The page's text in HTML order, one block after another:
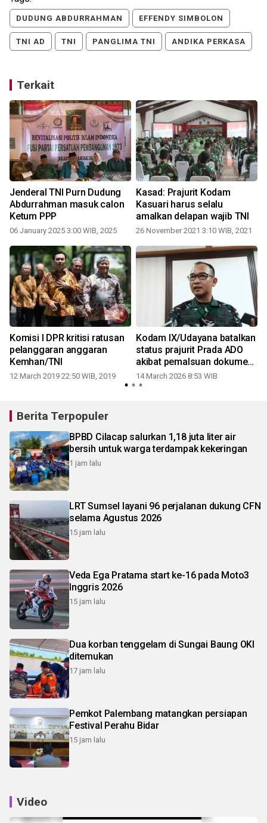
DUDUNG ABDURRAHMAN EFFENDY SIMBOLON
TNI AD TNI PANGLIMA TNI ANDIKA PERKASA
Terkait
Jenderal TNI Purn Dudung
Abdurrahman masuk calon
Ketum PPP
06 January 2025 3:00 WIB, 2025
Kasad: Prajurit Kodam
Kasuari harus selalu
amalkan delapan wajib TNI
26 November 2021 3:10 WIB, 2021
Komisi I DPR kritisi ratusan
pelanggaran anggaran
Kemhan/TNI
12 March 2019 22:50 WIB, 2019
Kodam IX/Udayana batalkan
status prajurit Prada ADO
akibat pemalsuan dokumen
SKCK
14 March 2026 8:53 WIB
Berita Terpopuler
BPBD Cilacap salurkan 1,18 juta liter air
bersih untuk warga terdampak kekeringan
1 jam lalu
LRT Sumsel layani 96 perjalanan dukung CFN
selama Agustus 2026
15 jam lalu
Veda Ega Pratama start ke-16 pada Moto3
Inggris 2026
15 jam lalu
Dua korban tenggelam di Sungai Baung OKI
ditemukan
17 jam lalu
Pemkot Palembang matangkan persiapan
Festival Perahu Bidar
15 jam lalu
Video